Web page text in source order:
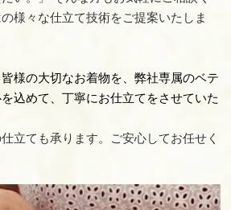
様々な仕立て技術をご提案いたしま
様の大切なお着物を、弊社専属のベテ
込めて、丁寧にお仕立てをさせていた
立ても承ります。ご安心してお任せく